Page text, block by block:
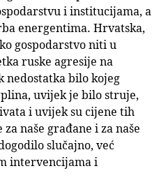
i institucijama, a
energentima. Hrvatska,
gospodarstvo niti u
ruske agresije na
bilo kojeg
uvijek je bilo struje,
i uvijek su cijene tih
naše građane i za naše
slučajno, već
intervencijama i